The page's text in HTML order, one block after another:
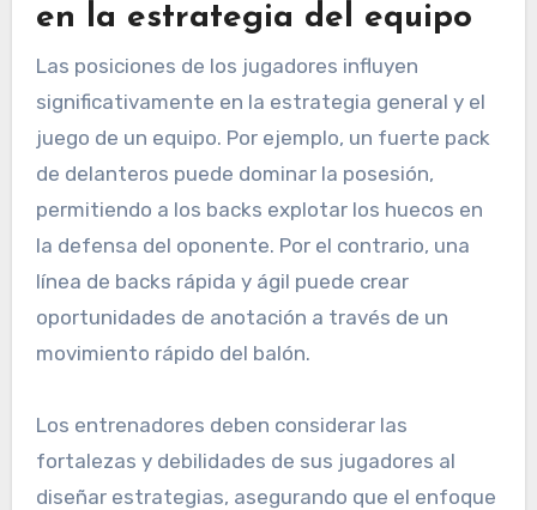
en la estrategia del equipo
Las posiciones de los jugadores influyen
significativamente en la estrategia general y el
juego de un equipo. Por ejemplo, un fuerte pack
de delanteros puede dominar la posesión,
permitiendo a los backs explotar los huecos en
la defensa del oponente. Por el contrario, una
línea de backs rápida y ágil puede crear
oportunidades de anotación a través de un
movimiento rápido del balón.
Los entrenadores deben considerar las
fortalezas y debilidades de sus jugadores al
diseñar estrategias, asegurando que el enfoque